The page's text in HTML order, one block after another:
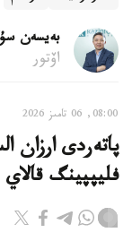
بەيسەن
اۆتور
08:00, 06 تامىز 2026
پاتەردى ارزان
فليپپينگ